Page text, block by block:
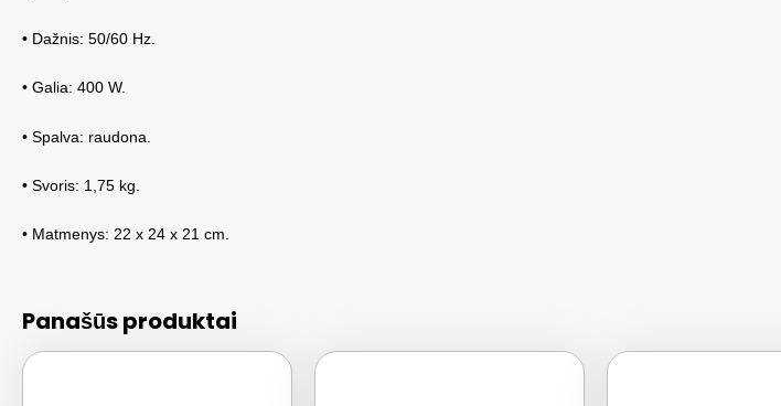
• Dažnis: 50/60 Hz.
• Galia: 400 W.
• Spalva: raudona.
• Svoris: 1,75 kg.
• Matmenys: 22 x 24 x 21 cm.
Panašūs produktai